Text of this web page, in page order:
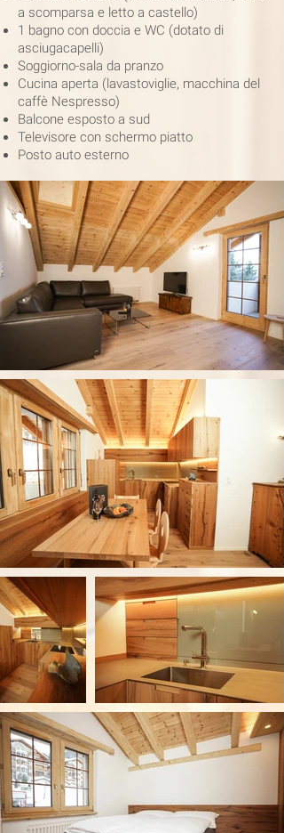
a scomparsa e letto a castello)
1 bagno con doccia e WC (dotato di
asciugacapelli)
Soggiorno-sala da pranzo
Cucina aperta (lavastoviglie, macchina del
caffè Nespresso)
Balcone esposto a sud
Televisore con schermo piatto
Posto auto esterno